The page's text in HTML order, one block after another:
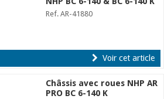
Ref. AR-41880
Voir cet article
Châssis avec roues NHP AR
PRO BC 6-140 K